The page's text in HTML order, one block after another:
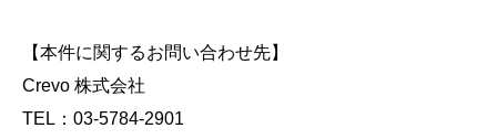
【本件に関するお問い合わせ先】
Crevo 株式会社
TEL：03-5784-2901